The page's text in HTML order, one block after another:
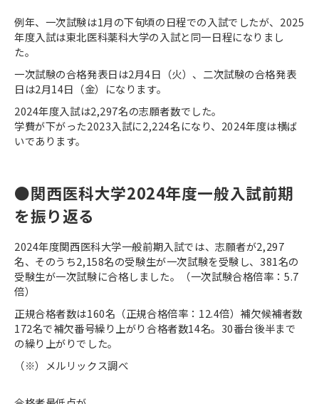
例年、一次試験は1月の下旬頃の日程での入試でしたが、2025
年度入試は東北医科薬科大学の入試と同一日程になりまし
た。
一次試験の合格発表日は2月4日（火）、二次試験の合格発表
日は2月14日（金）になります。
2024年度入試は2,297名の志願者数でした。
​​​​​​​学費が下がった2023入試に2,224名になり、2024年度は横ば
いであります。
●関西医科大学2024年度一般入試前期
を振り返る
2024年度関西医科大学一般前期入試では、志願者が2,297
名、そのうち2,158名の受験生が一次試験を受験し、381名の
受験生が一次試験に合格しました。（一次試験合格倍率：5.7
倍）
正規合格者数は160名（正規合格倍率：12.4倍）補欠候補者数
172名で補欠番号繰り上がり合格者数14名。30番台後半まで
の繰り上がりでした。
（※）メルリックス調べ